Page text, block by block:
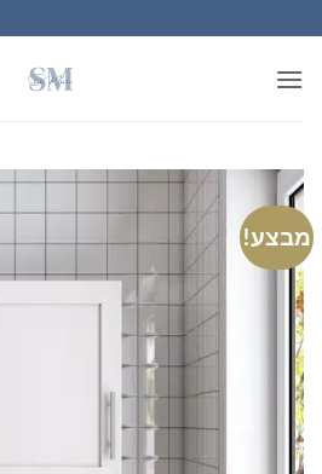
to
content
מבצע!